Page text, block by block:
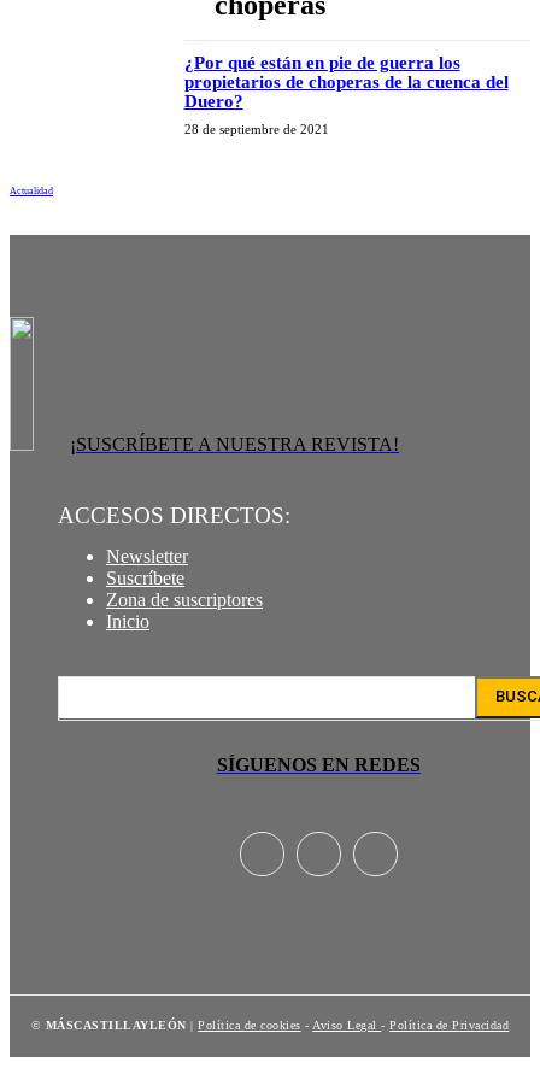
Actualidad
¿Por qué están en pie de guerra los
propietarios de choperas de la cuenca del
Duero?
28 de septiembre de 2021
¡SUSCRÍBETE A NUESTRA REVISTA!
ACCESOS DIRECTOS:
Newsletter
Suscríbete
Zona de suscriptores
Inicio
SÍGUENOS EN REDES
© MÁSCASTILLAYLEÓN |Política de cookies -Aviso Legal-Política de Privacidad